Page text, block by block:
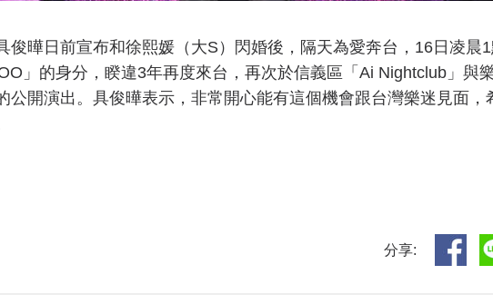
俊曄日前宣布和徐熙媛（大S）閃婚後，隔天為愛奔台，16日凌晨1
」的身分，睽違3年再度來台，再次於信義區「Ai Nightclub」與
公開演出。具俊曄表示，非常開心能有這個機會跟台灣樂迷見面，
分享: